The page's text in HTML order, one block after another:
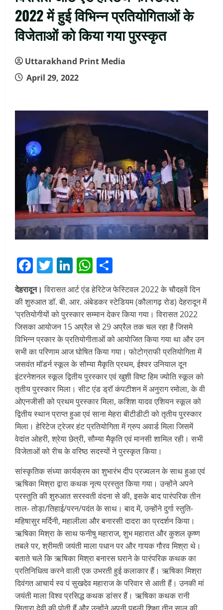
2022 में हुई विभिन्न प्रतियोगिताओं के
विजेताओं को किया गया पुरस्कृत
Uttarakhand Print Media
April 29, 2022
Facebook
Twitter
LinkedIn
WhatsApp
देहरादून। विरासत आर्ट एंड हेरिटेज फेस्टिवल 2022 के चौदहवें दिन
की शुरुआत डॉ. बी. आर. अंबेडकर स्टेडियम (कौलागढ़ रोड) देहरादून में
’प्रतियोगीयों को पुरस्कार सम्मान देकर किया गया। विरासत 2022
जिसका आयोजन 15 अप्रैल से 29 अप्रैल तक चल रहा है जिसमे
विभिन्न प्रकार के प्रतियोगीताओं को आयोजित किया गया था और उन
सभी का परिणाम आज घोषित किया गया। फोटोग्राफी प्रतियोगिता में
जसवंत मॉडर्न स्कूल के सौम्या मैकृति प्रथम, ईश्वर उनियाल दून
इंटरनेशनल स्कूल द्वितीय पुरस्कार एवं खुशी विष्ट हिम ज्योति स्कूल को
तृतीय पुरस्कार मिला। सीट एंड ड्रॉ कंपटीशन में अनुराग रमोला, के वी
ओएनजीसी को प्रथम पुरस्कार मिला, कशिश यादव एशियन स्कूल को
द्वितीय स्थान प्राप्त हुआ एवं साना मेहरा बीटीडीटी को तृतीय पुरस्कार
मिला। हेरिटेज ट्रेजर हंट प्रतियोगिता में ग्रुप अवार्ड मिला जिसमें
वेदांत ओहरी, श्रेया छेत्री, सौम्या मैकृति एवं मानसी शामिल रही। सभी
विजेताओं को रीच के वरिष्ठ सदस्यों ने पुरस्कृत किया।
सांस्कृतिक संध्या कार्यक्रम का शुभारंभ दीप प्रज्वलन के साथ हुआ एवं
ऋषिका मिश्रा द्वारा कथक नृत्य प्रस्तुत किया गया। उन्होंने अपने
प्रस्तुति की शुरुआत सरस्वती वंदना से की, इसके बाद पारंपरिक तीन
ताल- तोड़ा/तिहाई/परन/पदंत के साथ। बाद में, उन्होंने दुर्गा स्तुति-
महिषासुर मर्दिनी, महालीला और बनारसी दादरा का प्रदर्शन किया।
ऋषिका मिश्रा के साथ फनीषु महाराज, शुभ महारात और कुशल कृष्ण
तबले पर, श्रीमती जयंती माला पधान पर और गायक गौरव मिश्रा थे।
बताते चले कि ऋषिका मिश्रा बनारस घराने के पारंपरिक कथक का
प्रतिनिधित्व करने वाली एक उभरती हुई कलाकार हैं। ऋषिका मिश्रा
दिवंगत आचार्य स्व पं सुखदेव महाराज के परिवार से आती हैं। उनकी मां
जयंती माला विश्व प्रसिद्ध कथक डांसर हैं। ऋषिका कथक रानी